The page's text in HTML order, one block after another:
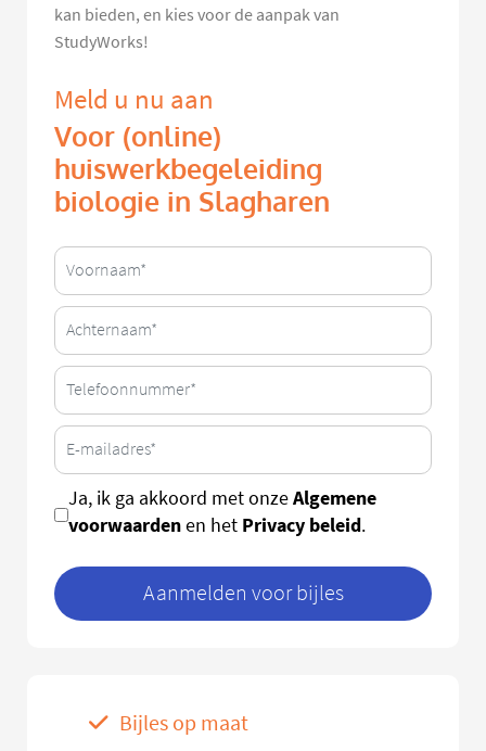
kan bieden, en kies voor de aanpak van
StudyWorks!
Meld u nu aan
Voor (online)
huiswerkbegeleiding
biologie in Slagharen
Ja, ik ga akkoord met onzeAlgemene
voorwaardenen het Privacy beleid.
Aanmelden voor bijles
Bijles op maat